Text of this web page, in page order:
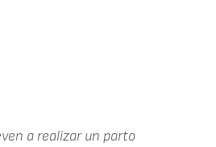
a realizar un parto